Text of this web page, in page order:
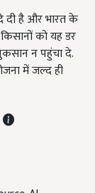
दी है और भारत के
को यह डर
न पहुंचा दे.
में जल्द ही